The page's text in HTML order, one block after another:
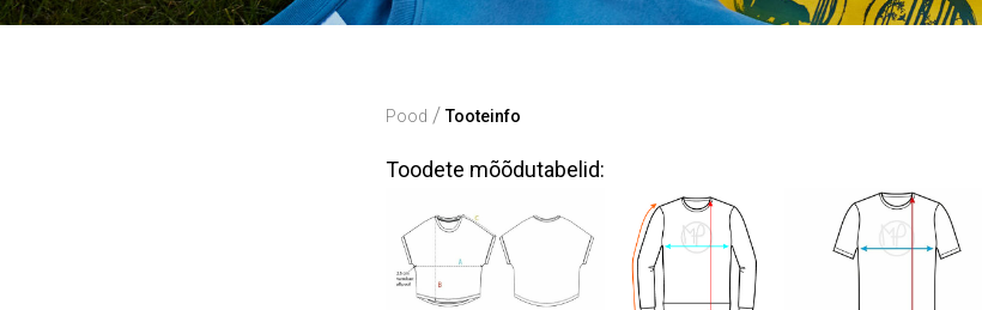
Pood / Tooteinfo
Toodete mõõdutabelid: